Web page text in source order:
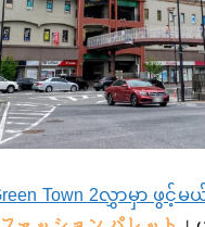
Town 2လွှာမှာ ဖွင့်